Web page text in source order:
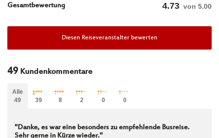
Gesamtbewertung 4.73 von 5.00
Diesen Reiseveranstalter bewerten
49 Kundenkommentare
Alle
49
39 8 2 0 0
"Danke, es war eine besonders zu empfehlende Busreise.
Sehr gerne in Kürze wieder."